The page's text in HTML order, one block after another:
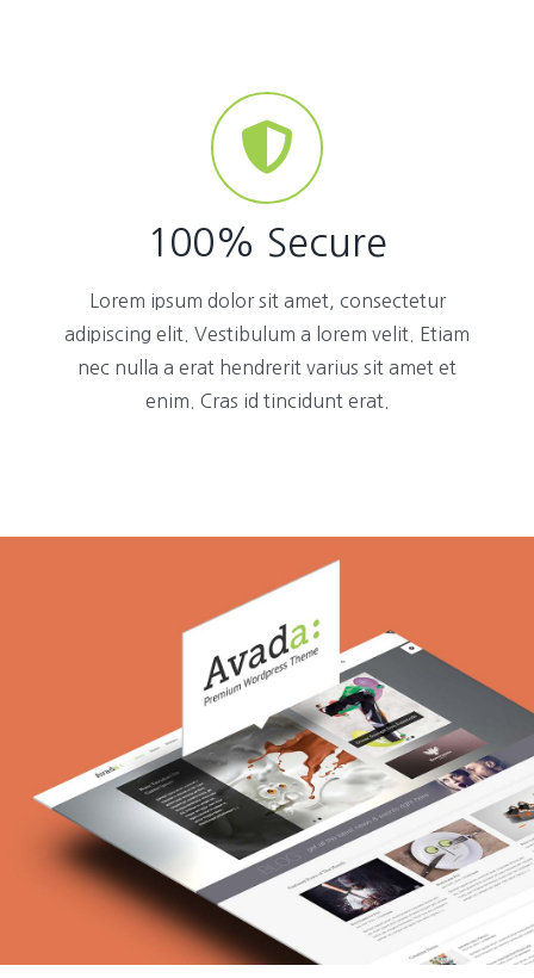
100% Secure
Lorem ipsum dolor sit amet, consectetur
adipiscing elit. Vestibulum a lorem velit. Etiam
nec nulla a erat hendrerit varius sit amet et
enim. Cras id tincidunt erat.